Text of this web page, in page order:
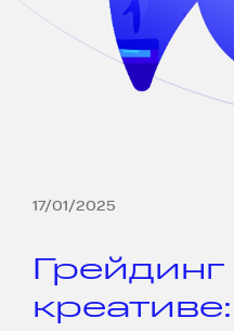
17/01/2025
Грейдинг